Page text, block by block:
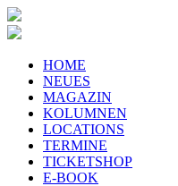
HOME
NEUES
MAGAZIN
KOLUMNEN
LOCATIONS
TERMINE
TICKETSHOP
E-BOOK